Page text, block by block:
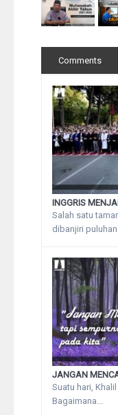
Comments
INGGRIS
Salah satu
dibanjiri puluhan...
JANGAN
Suatu hari,
Bagaimana...